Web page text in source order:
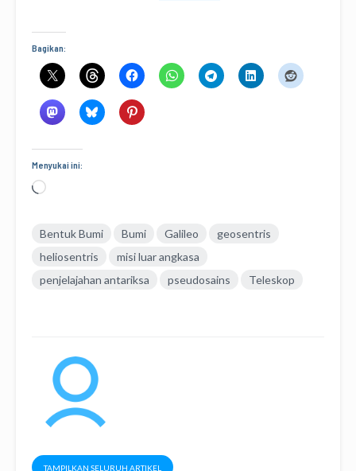
Bagikan:
Menyukai ini:
Memuat...
Bentuk Bumi Bumi Galileo
geosentris
heliosentris
misi luar angkasa
penjelajahan antariksa
pseudosains Teleskop
TAMPILKAN SELURUH ARTIKEL